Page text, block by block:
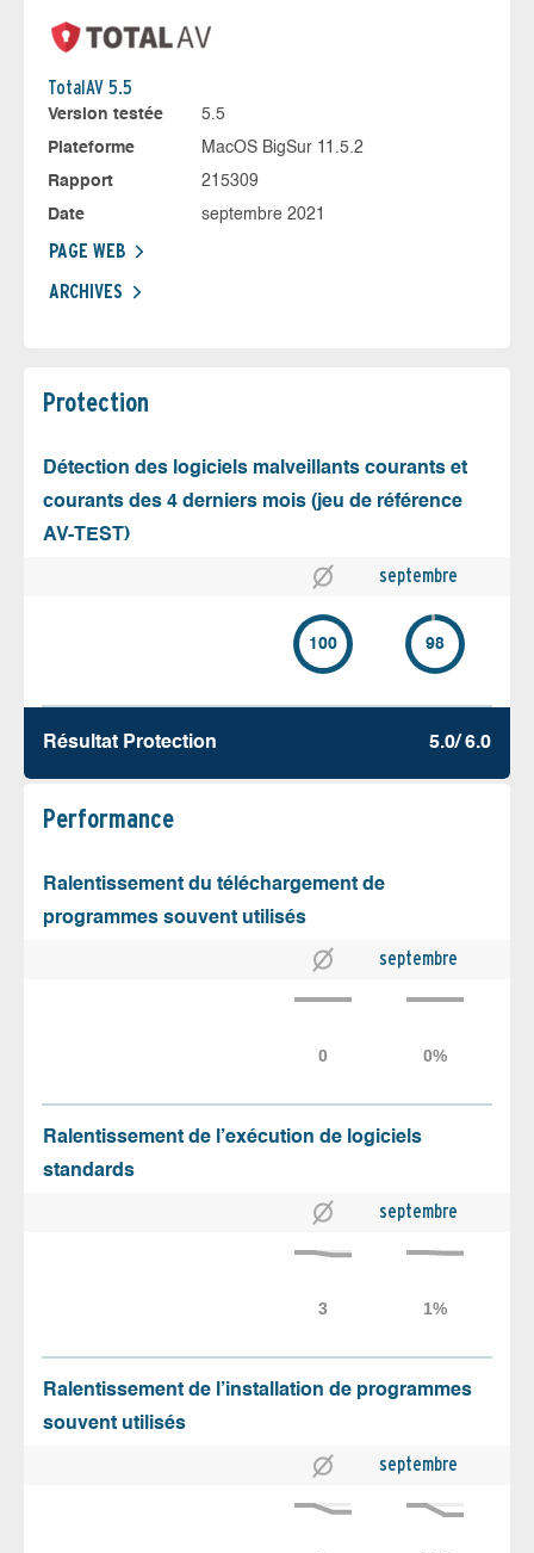
TotalAV 5.5
Version testée
5.5
Plateforme
MacOS BigSur 11.5.2
Rapport
215309
Date
septembre 2021
PAGE WEB
ARCHIVES
Protection
Détection des logiciels malveillants courants et
courants des 4 derniers mois (jeu de référence
AV-TEST)
septembre
100 98
Résultat Protection 5.0/ 6.0
Performance
Ralentissement du téléchargement de
programmes souvent utilisés
septembre
Ralentissement de l’exécution de logiciels
standards
septembre
Ralentissement de l’installation de programmes
souvent utilisés
septembre